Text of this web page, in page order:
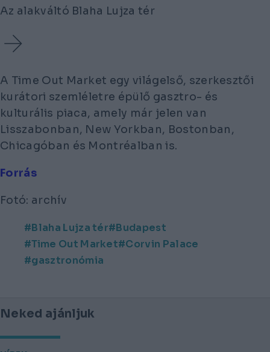
Az alakváltó Blaha Lujza tér
A Time Out Market egy világelső, szerkesztői
kurátori szemléletre épülő gasztro- és
kulturális piaca, amely már jelen van
Lisszabonban, New Yorkban, Bostonban,
Chicagóban és Montréalban is.
Forrás
Fotó: archív
Blaha Lujza tér
Budapest
Time Out Market
Corvin Palace
gasztronómia
Neked ajánljuk